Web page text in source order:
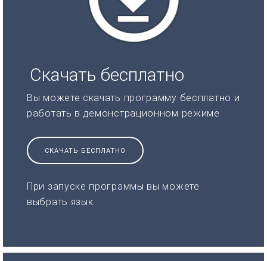
Скачать бесплатно
Вы можете скачать программу бесплатно и
работать в демонстрационном режиме
СКАЧАТЬ БЕСПЛАТНО
При запуске программы вы можете
выбрать язык.